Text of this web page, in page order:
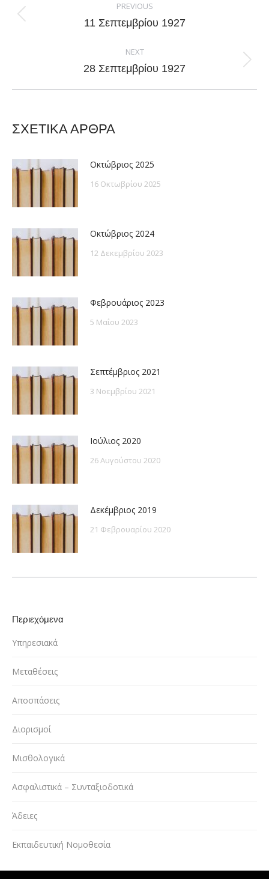
navigation
PREVIOUS
Previous
11 Σεπτεμβρίου 1927
NEXT
Next
28 Σεπτεμβρίου 1927
ΣΧΕΤΙΚΑ ΑΡΘΡΑ
Οκτώβριος 2025
16 Οκτωβρίου 2025
Οκτώβριος 2024
12 Δεκεμβρίου 2023
Φεβρουάριος 2023
5 Μαΐου 2023
Σεπτέμβριος 2021
3 Νοεμβρίου 2021
Ιούλιος 2020
26 Αυγούστου 2020
Δεκέμβριος 2019
21 Φεβρουαρίου 2020
Περιεχόμενα
Υπηρεσιακά
Μεταθέσεις
Αποσπάσεις
Διορισμοί
Μισθολογικά
Ασφαλιστικά – Συνταξιοδοτικά
Άδειες
Εκπαιδευτική Νομοθεσία